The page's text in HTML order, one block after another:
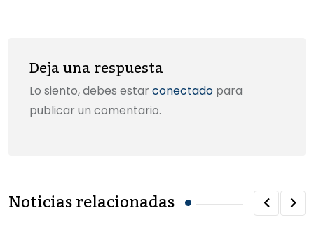
Deja una respuesta
Lo siento, debes estar conectado para
publicar un comentario.
Noticias relacionadas